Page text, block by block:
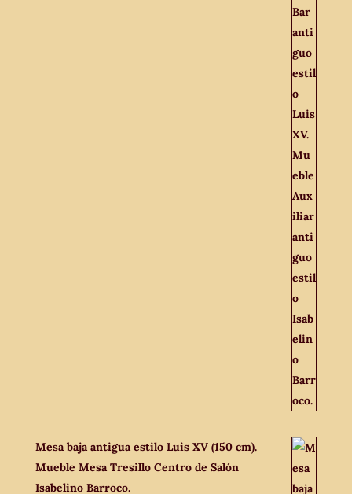
Mesa baja antigua estilo Luis XV (150 cm).
Mueble Mesa Tresillo Centro de Salón
Isabelino Barroco.